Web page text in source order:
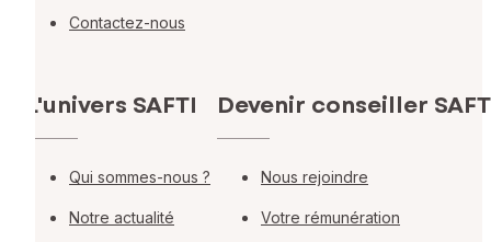
Contactez-nous
L'univers SAFTI
Qui sommes-nous ?
Notre actualité
Devenir conseiller
Nous rejoindre
Votre rémunération